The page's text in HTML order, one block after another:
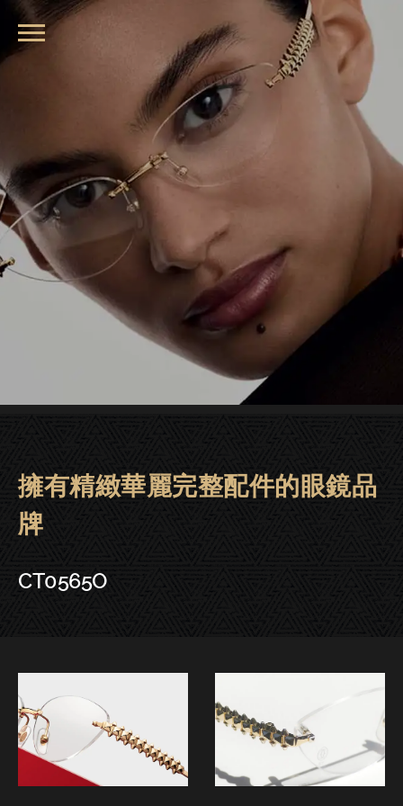
Cartier卡地亞眼鏡|大安．晶華．
擁有精緻華麗完整配件的眼鏡品
牌
CT0565O